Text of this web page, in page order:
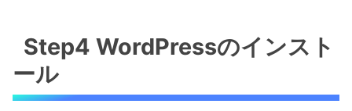
Step4 WordPressのインスト
ール